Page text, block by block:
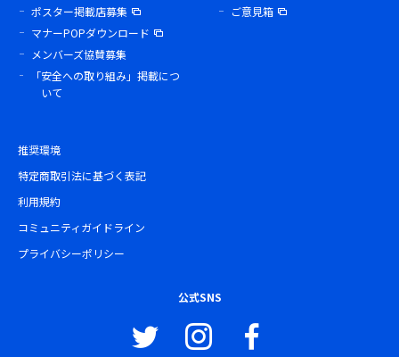
ポスター掲載店募集
マナーPOPダウンロード
メンバーズ協賛募集
「安全への取り組み」掲載につ
いて
ご意見箱
推奨環境
特定商取引法に基づく表記
利用規約
コミュニティガイドライン
プライバシーポリシー
公式SNS